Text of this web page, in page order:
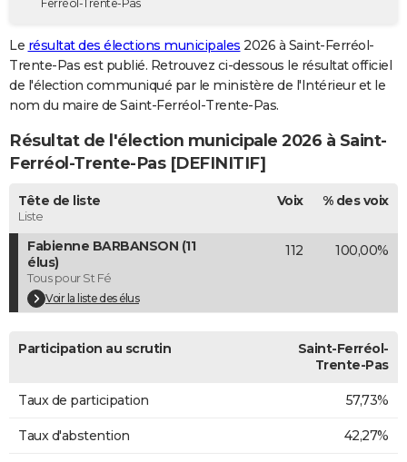
GUIDES D'ACHAT
CARTE DE VOEUX
Carte de Noël
Carte Bonne année
Carte Saint-Valentin
Carte Pâques
Carte d'anniversaire
DICTIONNAIRE
Dictionnaire
Biographies
Citations
Expressions
Proverbes
PROGRAMME TV
COPAINS D'AVANT
S'inscrire
Se connecter
Lycées
Collèges
Primaires
Universités
Entreprises
Service militaire
Avis de recherche
AVIS DE DÉCÈS
FORUM
Bricolage
Lifestyle
Culture
Sport
Auto
Television
Voyage
Cinema
Ferréol-Trente-Pas
Le résultat des élections municipales 2026 à Saint-Ferréol-
Trente-Pas est publié. Retrouvez ci-dessous le résultat officiel
de l'élection communiqué par le ministère de l'Intérieur et le
nom du maire de Saint-Ferréol-Trente-Pas.
Résultat de l'élection municipale 2026 à Saint-
Ferréol-Trente-Pas [DEFINITIF]
Tête de liste
Liste
Voix % des voix
Fabienne BARBANSON (11
élus)
Tous pour St Fé
Voir la liste des élus
112 100,00%
Participation au scrutin
Saint-Ferréol-
Trente-Pas
Taux de participation 57,73%
Taux d'abstention 42,27%